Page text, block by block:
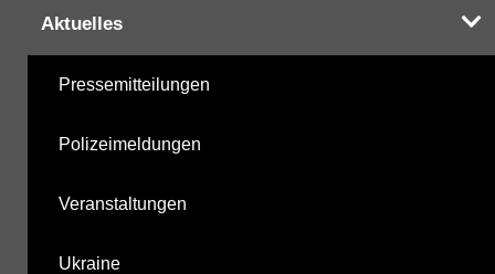
Aktuelles
Pressemitteilungen
Polizeimeldungen
Veranstaltungen
Ukraine